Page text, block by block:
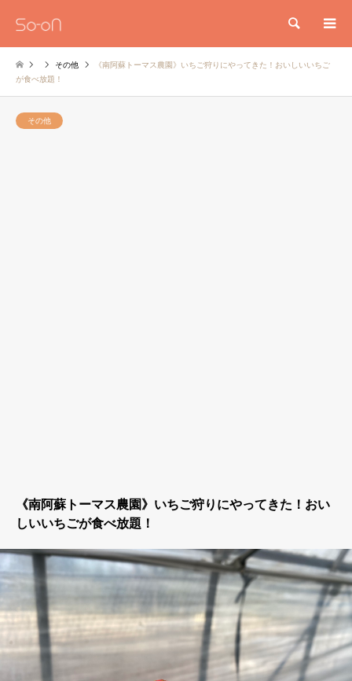
検索
その他
《南阿蘇トーマス農園》いちご狩りにやってきた！おいしいいちご
が食べ放題！
その他
《南阿蘇トーマス農園》いちご狩りにやってきた！おい
しいいちごが食べ放題！